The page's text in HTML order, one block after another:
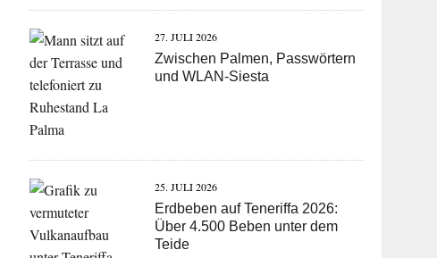
27. JULI 2026
Zwischen Palmen, Passwörtern
und WLAN-Siesta
25. JULI 2026
Erdbeben auf Teneriffa 2026:
Über 4.500 Beben unter dem
Teide